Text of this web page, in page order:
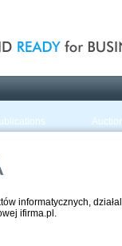
informatycznych,
ifirma.pl.